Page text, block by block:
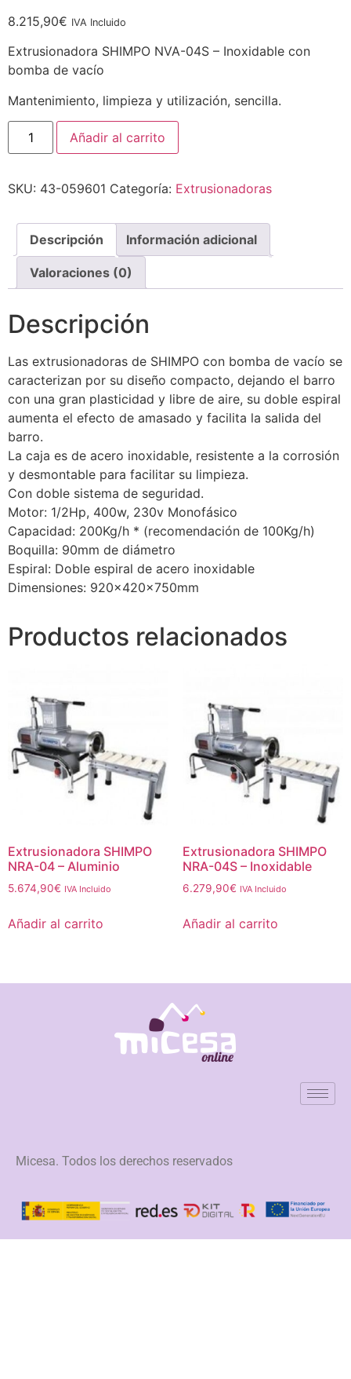
8.215,90€ IVA Incluido
Extrusionadora SHIMPO NVA-04S – Inoxidable con
bomba de vacío
Mantenimiento, limpieza y utilización, sencilla.
Añadir al carrito
SKU: 43-059601 Categoría: Extrusionadoras
Descripción Información adicional
Valoraciones (0)
Descripción
Las extrusionadoras de SHIMPO con bomba de vacío se
caracterizan por su diseño compacto, dejando el barro
con una gran plasticidad y libre de aire, su doble espiral
aumenta el efecto de amasado y facilita la salida del
barro.
La caja es de acero inoxidable, resistente a la corrosión
y desmontable para facilitar su limpieza.
Con doble sistema de seguridad.
Motor: 1/2Hp, 400w, 230v Monofásico
Capacidad: 200Kg/h * (recomendación de 100Kg/h)
Boquilla: 90mm de diámetro
Espiral: Doble espiral de acero inoxidable
Dimensiones: 920x420x750mm
Productos relacionados
Extrusionadora SHIMPO
NRA-04 – Aluminio
5.674,90€ IVA Incluido
Añadir al carrito
Extrusionadora SHIMPO
NRA-04S – Inoxidable
6.279,90€ IVA Incluido
Añadir al carrito
Micesa. Todos los derechos reservados